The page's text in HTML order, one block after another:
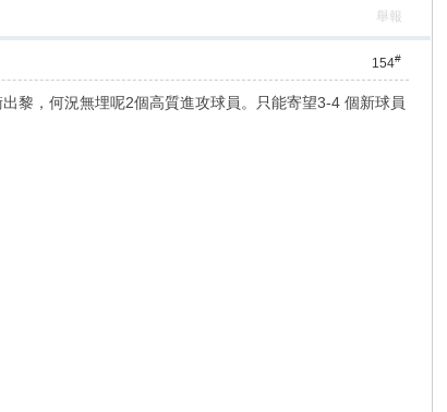
舉報
154#
黎，何況無埋呢2個高質進攻球員。只能寄望3-4 個新球員